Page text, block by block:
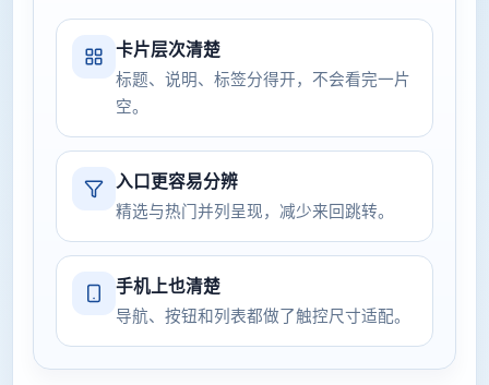
卡片层次清楚
标题、说明、标签分得开，不会看完一片
空。
入口更容易分辨
精选与热门并列呈现，减少来回跳转。
手机上也清楚
导航、按钮和列表都做了触控尺寸适配。